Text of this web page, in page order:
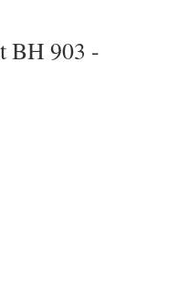
BH 903 -